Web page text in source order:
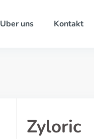
Uber uns Kontakt
Zyloric